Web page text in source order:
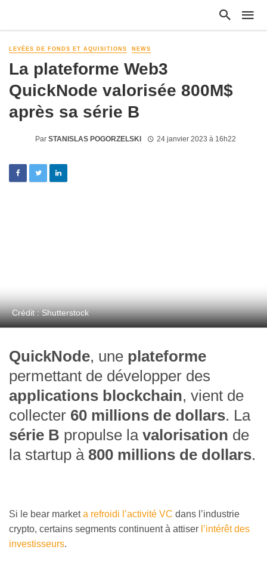
LEVÉES DE FONDS ET AQUISITIONS NEWS
La plateforme Web3
QuickNode valorisée 800M$
après sa série B
Par STANISLAS POGORZELSKI 24 janvier 2023 à 16h22
Crédit : Shutterstock
QuickNode, une plateforme
permettant de développer des
applications blockchain, vient de
collecter 60 millions de dollars. La
série B propulse la valorisation de
la startup à 800 millions de dollars.
Si le bear marketa refroidi l’activité VC dans l’industrie
crypto, certains segments continuent à attiser l’intérêt des
investisseurs.